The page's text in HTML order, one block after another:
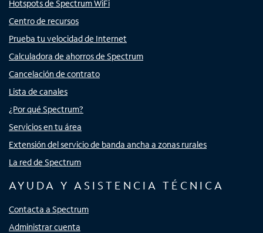
Hotspots de Spectrum WiFi
Centro de recursos
Prueba tu velocidad de Internet
Calculadora de ahorros de Spectrum
Cancelación de contrato
Lista de canales
¿Por qué Spectrum?
Servicios en tu área
Extensión del servicio de banda ancha a zonas rurales
La red de Spectrum
AYUDA Y ASISTENCIA TÉCNICA
Contacta a Spectrum
Administrar cuenta